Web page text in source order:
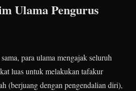
Ulama Pengurus
para ulama mengajak seluruh
luas untuk melakukan tafakur
(berjuang dengan pengendalian diri),